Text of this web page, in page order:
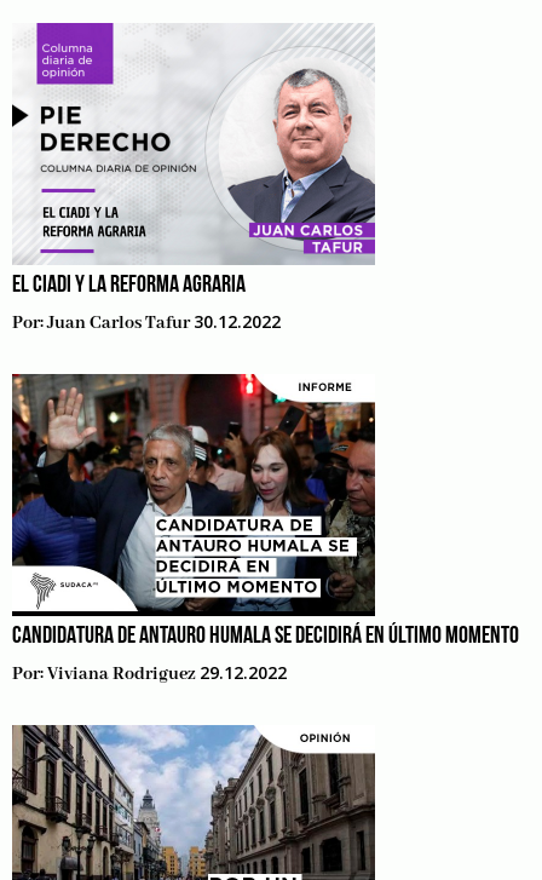
EL CIADI Y LA REFORMA AGRARIA
Por:Juan Carlos Tafur 30.12.2022
CANDIDATURA DE ANTAURO HUMALA SE DECIDIRÁ EN ÚLTIMO MOMENTO
Por:Viviana Rodriguez 29.12.2022